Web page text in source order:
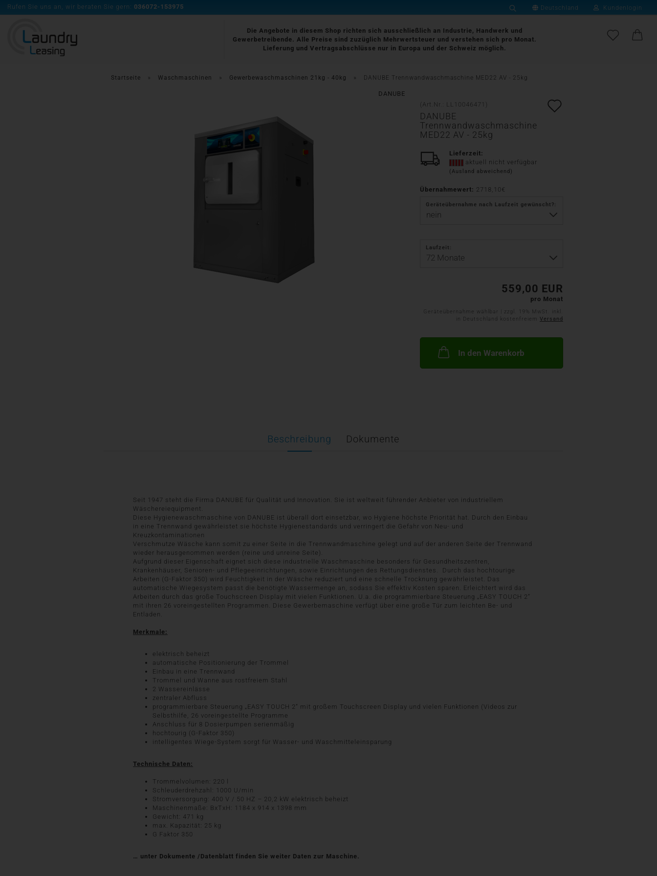
Deutschland
Lieferland
Kundenlogin
Passwort
Rufen Sie uns an, wir beraten Sie gern: 036072-153975
Die Angebote in diesem Shop richten sich ausschließlich an Industrie, Handwerk und
Gewerbetreibende. Alle Preise sind zuzüglich Mehrwertsteuer und verstehen sich pro Monat.
Lieferung und Vertragsabschlüsse nur in Europa und der Schweiz möglich.
Startseite » Waschmaschinen » Gewerbewaschmaschinen 21kg - 40kg » DANUBE Trennwandwaschmaschine MED22 AV - 25kg
DANUBE
(Art.Nr.: LL10046471 )
DANUBE
Trennwandwaschmaschine
MED22 AV - 25kg
Lieferzeit:
aktuell nicht verfügbar
(Ausland abweichend)
Übernahmewert: 2718,10€
Geräteübernahme nach Laufzeit gewünscht?:
Laufzeit:
559,00 EUR
pro Monat
Geräteübernahme wählbar | zzgl. 19% MwSt. inkl.
in Deutschland kostenfreiem Versand
In den Warenkorb
Beschreibung Dokumente
Seit 1947 steht die Firma DANUBE für Qualität und Innovation. Sie ist weltweit führender Anbieter von industriellem
Wäschereiequipment.
Diese Hygienewaschmaschine von DANUBE ist überall dort einsetzbar, wo Hygiene höchste Priorität hat. Durch den Einbau
in eine Trennwand gewährleistet sie höchste Hygienestandards und verringert die Gefahr von Neu- und
Kreuzkontaminationen
Verschmutze Wäsche kann somit zu einer Seite in die Trennwandmaschine gelegt und auf der anderen Seite der Trennwand
wieder herausgenommen werden (reine und unreine Seite).
Aufgrund dieser Eigenschaft eignet sich diese industrielle Waschmaschine besonders für Gesundheitszentren,
Krankenhäuser, Senioren- und Pflegeeinrichtungen, sowie Einrichtungen des Rettungsdienstes. Durch das hochtourige
Arbeiten (G-Faktor 350) wird Feuchtigkeit in der Wäsche reduziert und eine schnelle Trocknung gewährleistet. Das
automatische Wiegesystem passt die benötigte Wassermenge an, sodass Sie effektiv Kosten sparen. Erleichtert wird das
Arbeiten durch das große Touchscreen Display mit vielen Funktionen. U.a. die programmierbare Steuerung „EASY TOUCH 2“
mit ihren 26 voreingestellten Programmen. Diese Gewerbemaschine verfügt über eine große Tür zum leichten Be- und
Entladen.
Merkmale:
elektrisch beheizt
automatische Positionierung der Trommel
Einbau in eine Trennwand
Trommel und Wanne aus rostfreiem Stahl
2 Wassereinlässe
zentraler Abfluss
programmierbare Steuerung „EASY TOUCH 2“ mit großem Touchscreen Display und vielen Funktionen (Videos zur
Selbsthilfe, 26 voreingestellte Programme
Anschluss für 8 Dosierpumpen serienmäßig
hochtourig (G-Faktor 350)
intelligentes Wiege-System sorgt für Wasser- und Waschmitteleinsparung
Technische Daten:
Trommelvolumen: 220 l
Schleuderdrehzahl: 1000 U/min
Stromversorgung: 400 V / 50 HZ – 20,2 kW elektrisch beheizt
Maschinenmaße: BxTxH: 1184 x 914 x 1398 mm
Gewicht: 471 kg
max. Kapazität: 25 kg
G Faktor 350
… unter Dokumente /Datenblatt finden Sie weiter Daten zur Maschine.